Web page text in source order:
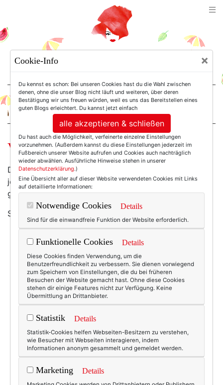
For Women. Not Girls.
Vergiss Röckl!
Den ganzen Winter habe ich danach gesucht, erst
jetzt, schon fast im Frühlingsrausch, bin ich fündig
geworden. Von was ich sprechen?DenHandschuhen!
Sind diese Stulpen nicht einfach grandios?
Cookie-Info ×
Du kennst es schon: Bei unseren Cookies hast du die Wahl zwischen
denen, ohne die unser Blog nicht läuft und weiteren, über deren
Bestätigung wir uns freuen würden, weil es uns das Bereitstellen eines
guten Blogs erleichtert. Du kannst jetzt einfach
alle akzeptieren & schließen
Du hast auch die Möglichkeit, verfeinerte einzelne Einstellungen
vorzunehmen. (Außerdem kannst du diese Einstellungen jederzeit im
Fußbereich unserer Website aufrufen und Cookies auch nachträglich
wieder abwählen. Ausführliche Hinweise stehen in unserer
Datenschutzerklärung.)
Eine Übersicht aller auf dieser Website verwendeten Cookies mit Links
auf detaillierte Informationen:
Notwendige Cookies Details
Sind für die einwandfreie Funktion der Website erforderlich.
Funktionelle Cookies Details
Diese Cookies finden Verwendung, um die
Benutzerfreundlichkeit zu verbessern. Sie dienen vorwiegend
zum Speichern von Einstellungen, die du bei früheren
Besuchen der Website gemacht hast. Ohne diese Cookies
stehen dir einige Features nicht zur Verfügung. Keine
Übermittlung an Drittanbieter.
Statistik Details
Statistik-Cookies helfen Webseiten-Besitzern zu verstehen,
wie Besucher mit Webseiten interagieren, indem
Informationen anonym gesammelt und gemeldet werden.
Marketing Details